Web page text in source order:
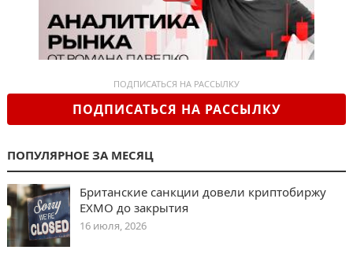
ПОДПИСАТЬСЯ НА РАССЫЛКУ
ПОДПИСАТЬСЯ НА РАССЫЛКУ
ПОПУЛЯРНОЕ ЗА МЕСЯЦ
Британские санкции довели криптобиржу
EXMO до закрытия
16 июля, 2026